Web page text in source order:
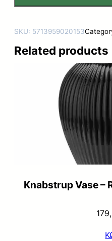
SKU: 5713959020153
Related products
Knabstrup Vase –